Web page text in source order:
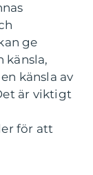
ge
känsla,
känsla av
är viktigt
för att